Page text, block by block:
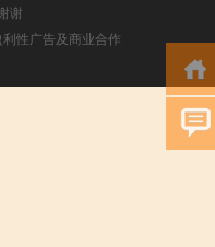
谢
性广告及商业合作